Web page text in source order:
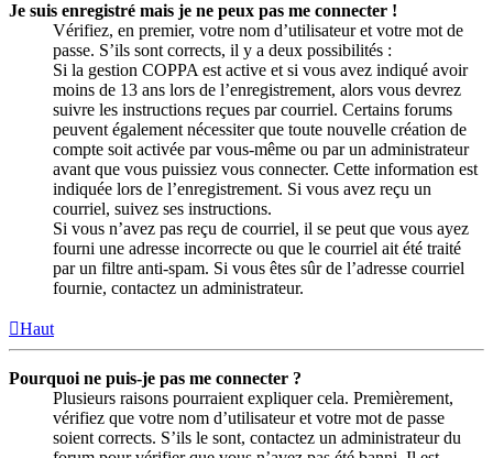
Je suis enregistré mais je ne peux pas me connecter !
Vérifiez, en premier, votre nom d’utilisateur et votre mot de
passe. S’ils sont corrects, il y a deux possibilités :
Si la gestion COPPA est active et si vous avez indiqué avoir
moins de 13 ans lors de l’enregistrement, alors vous devrez
suivre les instructions reçues par courriel. Certains forums
peuvent également nécessiter que toute nouvelle création de
compte soit activée par vous-même ou par un administrateur
avant que vous puissiez vous connecter. Cette information est
indiquée lors de l’enregistrement. Si vous avez reçu un
courriel, suivez ses instructions.
Si vous n’avez pas reçu de courriel, il se peut que vous ayez
fourni une adresse incorrecte ou que le courriel ait été traité
par un filtre anti-spam. Si vous êtes sûr de l’adresse courriel
fournie, contactez un administrateur.
Haut
Pourquoi ne puis-je pas me connecter ?
Plusieurs raisons pourraient expliquer cela. Premièrement,
vérifiez que votre nom d’utilisateur et votre mot de passe
soient corrects. S’ils le sont, contactez un administrateur du